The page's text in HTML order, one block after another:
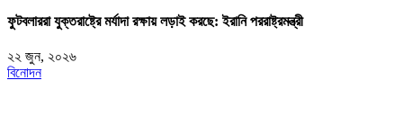
ফুটবলাররা যুক্তরাষ্ট্রে মর্যাদা রক্ষায় লড়াই করছে: ইরানি পররাষ্ট্রমন্ত্রী
২২ জুন, ২০২৬
বিনোদন